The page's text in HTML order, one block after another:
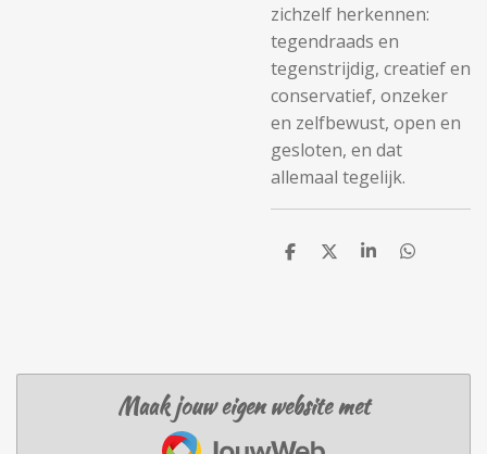
zichzelf herkennen:
tegendraads en
tegenstrijdig, creatief en
conservatief, onzeker
en zelfbewust, open en
gesloten, en dat
allemaal tegelijk.
D
D
S
D
Maak jouw eigen website met
JouwWeb